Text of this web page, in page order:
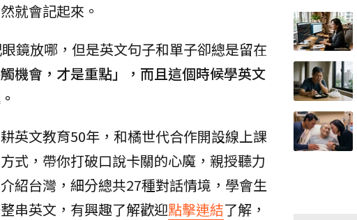
就會記起來。
鏡放哪，但是英文句子和單子卻總是留在
機會，才是重點」，而且這個時候學英文
英文教育50年，和橘世代合作開設線上課
式，帶你打破口說卡關的心魔，親授聽力
紹台灣，細分總共27種對話情境，學會生
串英文，有興趣了解歡迎點擊連結了解，